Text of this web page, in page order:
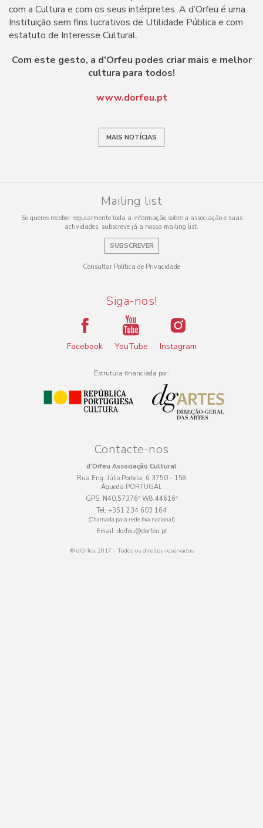
com a Cultura e com os seus intérpretes. A d’Orfeu é uma
Instituição sem fins lucrativos de Utilidade Pública e com
estatuto de Interesse Cultural.
Com este gesto, a d’Orfeu podes criar mais e melhor
cultura para todos!
www.dorfeu.pt
MAIS NOTÍCIAS
Mailing list
Se queres receber regularmente toda a informação sobre a associação e suas
actividades, subscreve já a nossa mailing list.
SUBSCREVER
Consultar Política de Privacidade
Siga-nos!
Facebook YouTube Instagram
Estrutura financiada por:
Contacte-nos
d’Orfeu Associação Cultural
Rua Eng. Júlio Portela, 6 3750 - 158
Águeda PORTUGAL
GPS: N40.57376º W8.44616º
Tel: +351 234 603 164
(Chamada para rede fixa nacional)
Email: dorfeu@dorfeu.pt
® dOrfeu 2017 - Todos os direitos reservados